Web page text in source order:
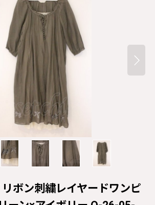
リボン刺繍レイヤードワンピ